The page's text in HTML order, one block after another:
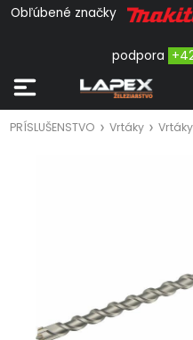
Obľúbené značky
podpora
PRÍSLUŠENSTVO Vrtáky